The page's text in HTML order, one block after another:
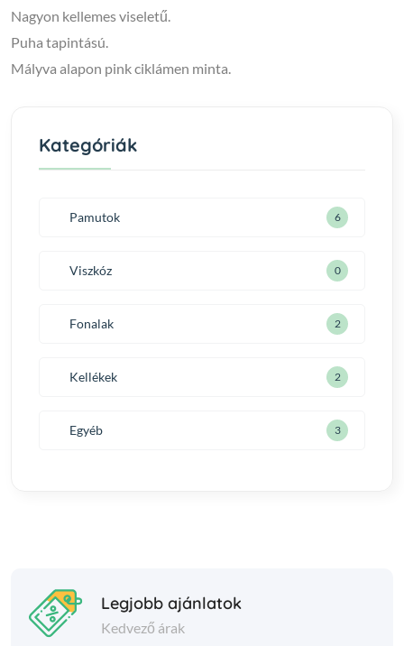
Nagyon kellemes viseletű.
Puha tapintású.
Mályva alapon pink ciklámen minta.
Kategóriák
Pamutok 6
Viszkóz 0
Fonalak 2
Kellékek 2
Egyéb 3
Legjobb ajánlatok
Kedvező árak